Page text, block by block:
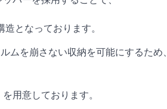
となっております。
ムを崩さない収納を可能にするため、
用意しております。